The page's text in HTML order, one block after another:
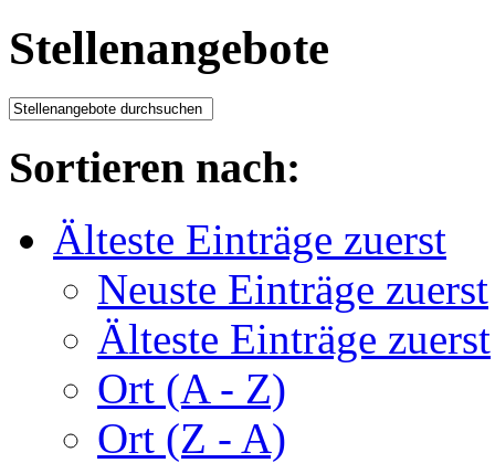
Stellenangebote
Sortieren nach:
Älteste Einträge zuerst
Neuste Einträge zuerst
Älteste Einträge zuerst
Ort (A - Z)
Ort (Z - A)